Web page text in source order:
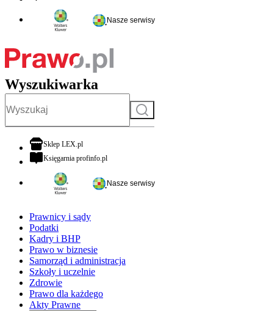
Nasze serwisy
Wyszukiwarka
Szukaj
Sklep LEX.plotwiera się w nowej karcie
Księgarnia profinfo.plotwiera się w nowej karcie
Nasze serwisy
Prawnicy i sądy
Podatki
Kadry i BHP
Prawo w biznesie
Samorząd i administracja
Szkoły i uczelnie
Zdrowie
Prawo dla każdego
Akty Prawne